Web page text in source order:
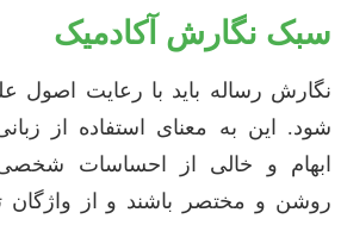
سبک نگارش آکادمیک
نگارش رساله باید با رعایت اصول
شود. این به معنای استفاده از
ابهام و خالی از احساسات
روشن و مختصر باشند و از